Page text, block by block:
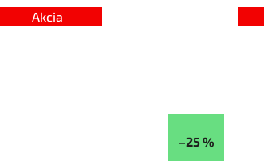
Akcia
–25 %